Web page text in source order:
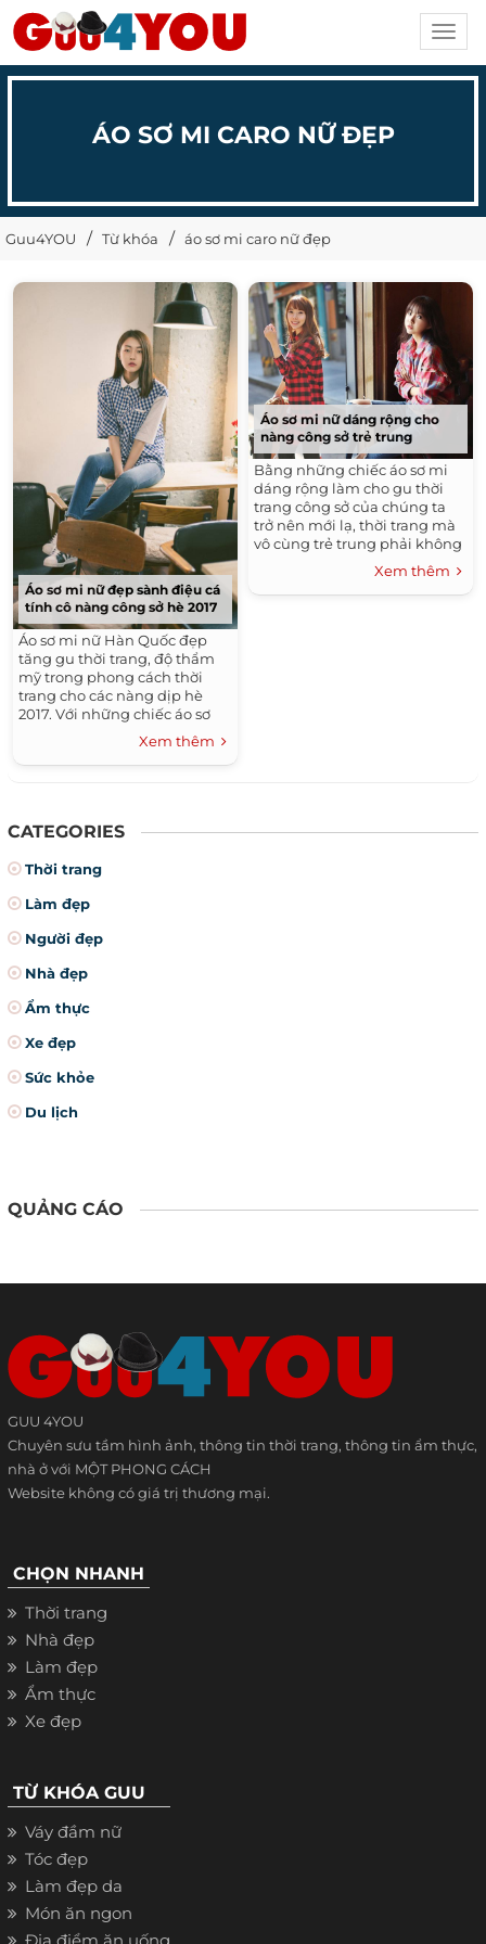
ÁO SƠ MI CARO NỮ ĐẸP
Guu4YOU Từ khóa áo sơ mi caro nữ đẹp
Áo sơ mi nữ đẹp sành điệu cá
tính cô nàng công sở hè 2017
Áo sơ mi nữ Hàn Quốc đẹp
tăng gu thời trang, độ thẩm
mỹ trong phong cách thời
trang cho các nàng dịp hè
2017. Với những chiếc áo sơ
mi sành điệu phong cách hàn
quốc đảm bảo các nàng...
Xem thêm
Áo sơ mi nữ dáng rộng cho
nàng công sở trẻ trung
Bằng những chiếc áo sơ mi
dáng rộng làm cho gu thời
trang công sở của chúng ta
trở nên mới lạ, thời trang mà
vô cùng trẻ trung phải không
nào các nữ công sởXem thêm
CATEGORIES
Thời trang
Làm đẹp
Người đẹp
Nhà đẹp
Ẩm thực
Xe đẹp
Sức khỏe
Du lịch
QUẢNG CÁO
GUU 4YOU
Chuyên sưu tầm hình ảnh, thông tin thời trang, thông tin ẩm thực,
nhà ở với MỘT PHONG CÁCH
Website không có giá trị thương mại.
CHỌN NHANH
Thời trang
Nhà đẹp
Làm đẹp
Ẩm thực
Xe đẹp
TỪ KHÓA GUU
Váy đầm nữ
Tóc đẹp
Làm đẹp da
Món ăn ngon